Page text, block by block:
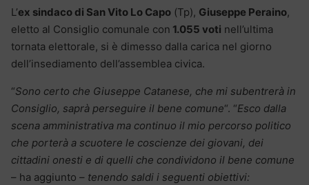
L’ex sindaco di San Vito Lo Capo (Tp), Giuseppe Peraino,
eletto al Consiglio comunale con 1.055 voti nell’ultima
tornata elettorale, si è dimesso dalla carica nel giorno
dell’insediamento dell’assemblea civica.
“Sono certo che Giuseppe Catanese, che mi subentrerà in
Consiglio, saprà perseguire il bene comune“. “Esco dalla
scena amministrativa ma continuo il mio percorso politico
che porterà a scuotere le coscienze dei giovani, dei
cittadini onesti e di quelli che condividono il bene comune
– ha aggiunto – tenendo saldi i seguenti obiettivi: